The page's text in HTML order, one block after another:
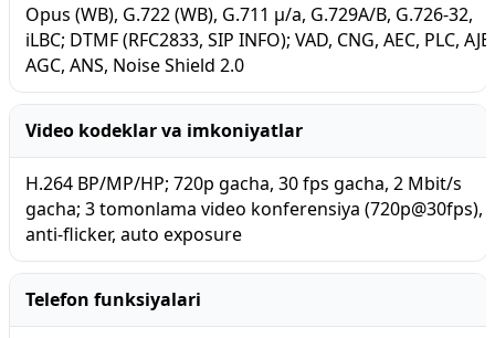
Opus (WB), G.722 (WB), G.711 μ/a, G.729A/B, G.726-32,
iLBC; DTMF (RFC2833, SIP INFO); VAD, CNG, AEC, PLC, AJB,
AGC, ANS, Noise Shield 2.0
Video kodeklar va imkoniyatlar
H.264 BP/MP/HP; 720p gacha, 30 fps gacha, 2 Mbit/s
gacha; 3 tomonlama video konferensiya (720p@30fps),
anti-flicker, auto exposure
Telefon funksiyalari